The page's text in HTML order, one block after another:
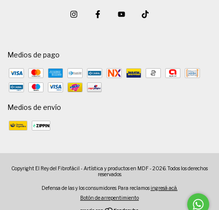
Medios de pago
Medios de envío
Copyright El Rey del Fibrofácil - Artística y productos en MDF - 2026. Todos los derechos
reservados.
Defensa de las y los consumidores. Para reclamos ingresá acá.
Botón de arrepentimiento